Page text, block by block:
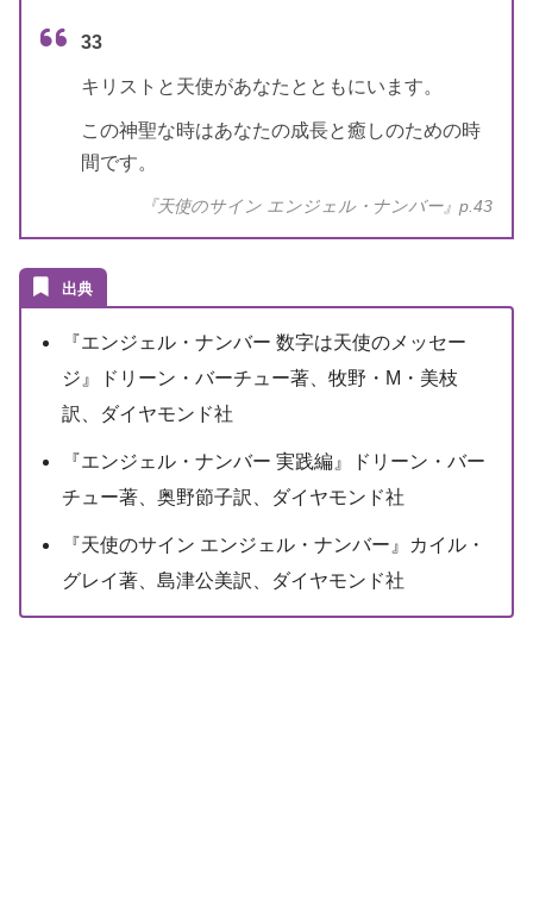
33
キリストと天使があなたとともにいます。
この神聖な時はあなたの成長と癒しのための時
間です。
『天使のサイン エンジェル・ナンバー』p.43
出典
『エンジェル・ナンバー 数字は天使のメッセー
ジ』ドリーン・バーチュー著、牧野・M・美枝
訳、ダイヤモンド社
『エンジェル・ナンバー 実践編』ドリーン・バー
チュー著、奥野節子訳、ダイヤモンド社
『天使のサイン エンジェル・ナンバー』カイル・
グレイ著、島津公美訳、ダイヤモンド社